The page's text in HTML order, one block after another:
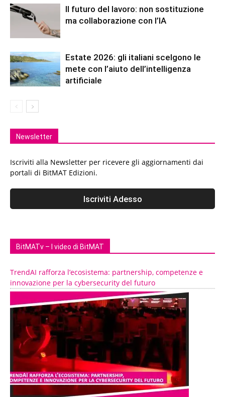
Il futuro del lavoro: non sostituzione
ma collaborazione con l’IA
Estate 2026: gli italiani scelgono le
mete con l’aiuto dell’intelligenza
artificiale
Newsletter
Iscriviti alla Newsletter per ricevere gli aggiornamenti dai
portali di BitMAT Edizioni.
BitMATv – I video di BitMAT
TrendAI rafforza l’ecosistema: partnership, competenze e
innovazione per la cybersecurity del futuro